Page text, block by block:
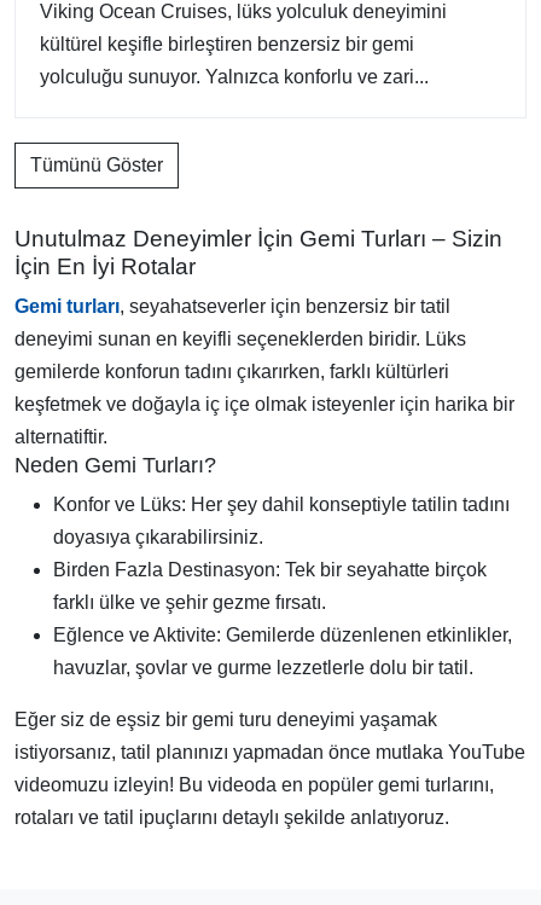
Viking Ocean Cruises, lüks yolculuk deneyimini
kültürel keşifle birleştiren benzersiz bir gemi
yolculuğu sunuyor. Yalnızca konforlu ve zari...
Tümünü Göster
Unutulmaz Deneyimler İçin Gemi Turları – Sizin
İçin En İyi Rotalar
Gemi turları, seyahatseverler için benzersiz bir tatil
deneyimi sunan en keyifli seçeneklerden biridir. Lüks
gemilerde konforun tadını çıkarırken, farklı kültürleri
keşfetmek ve doğayla iç içe olmak isteyenler için harika bir
alternatiftir.
Neden Gemi Turları?
Konfor ve Lüks: Her şey dahil konseptiyle tatilin tadını
doyasıya çıkarabilirsiniz.
Birden Fazla Destinasyon: Tek bir seyahatte birçok
farklı ülke ve şehir gezme fırsatı.
Eğlence ve Aktivite: Gemilerde düzenlenen etkinlikler,
havuzlar, şovlar ve gurme lezzetlerle dolu bir tatil.
Eğer siz de eşsiz bir gemi turu deneyimi yaşamak
istiyorsanız, tatil planınızı yapmadan önce mutlaka YouTube
videomuzu izleyin! Bu videoda en popüler gemi turlarını,
rotaları ve tatil ipuçlarını detaylı şekilde anlatıyoruz.